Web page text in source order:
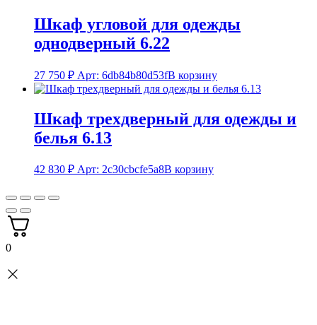
Шкаф угловой для одежды
однодверный 6.22
27 750 ₽ Арт: 6db84b80d53fВ корзину
Шкаф трехдверный для одежды и
белья 6.13
42 830 ₽ Арт: 2c30cbcfe5a8В корзину
0